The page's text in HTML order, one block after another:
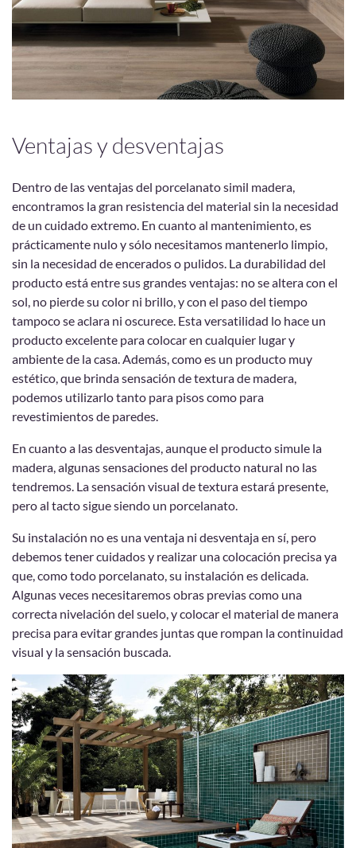
Ventajas y desventajas
Dentro de las ventajas del porcelanato simil madera,
encontramos la gran resistencia del material sin la necesidad
de un cuidado extremo. En cuanto al mantenimiento, es
prácticamente nulo y sólo necesitamos mantenerlo limpio,
sin la necesidad de encerados o pulidos. La durabilidad del
producto está entre sus grandes ventajas: no se altera con el
sol, no pierde su color ni brillo, y con el paso del tiempo
tampoco se aclara ni oscurece. Esta versatilidad lo hace un
producto excelente para colocar en cualquier lugar y
ambiente de la casa. Además, como es un producto muy
estético, que brinda sensación de textura de madera,
podemos utilizarlo tanto para pisos como para
revestimientos de paredes.
En cuanto a las desventajas, aunque el producto simule la
madera, algunas sensaciones del producto natural no las
tendremos. La sensación visual de textura estará presente,
pero al tacto sigue siendo un porcelanato.
Su instalación no es una ventaja ni desventaja en sí, pero
debemos tener cuidados y realizar una colocación precisa ya
que, como todo porcelanato, su instalación es delicada.
Algunas veces necesitaremos obras previas como una
correcta nivelación del suelo, y colocar el material de manera
precisa para evitar grandes juntas que rompan la continuidad
visual y la sensación buscada.